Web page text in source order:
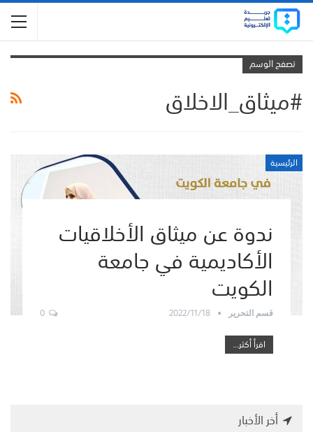
تصفح الوسم
#ميثاق_الاخلاق
الرئيسية
ندوة عن ميثاق الأخلاقيات
الأكاديمية في جامعة
الكويت
قسم التحرير 2022/11/18
0
اقرأ أكثر...
أخر الأخبار